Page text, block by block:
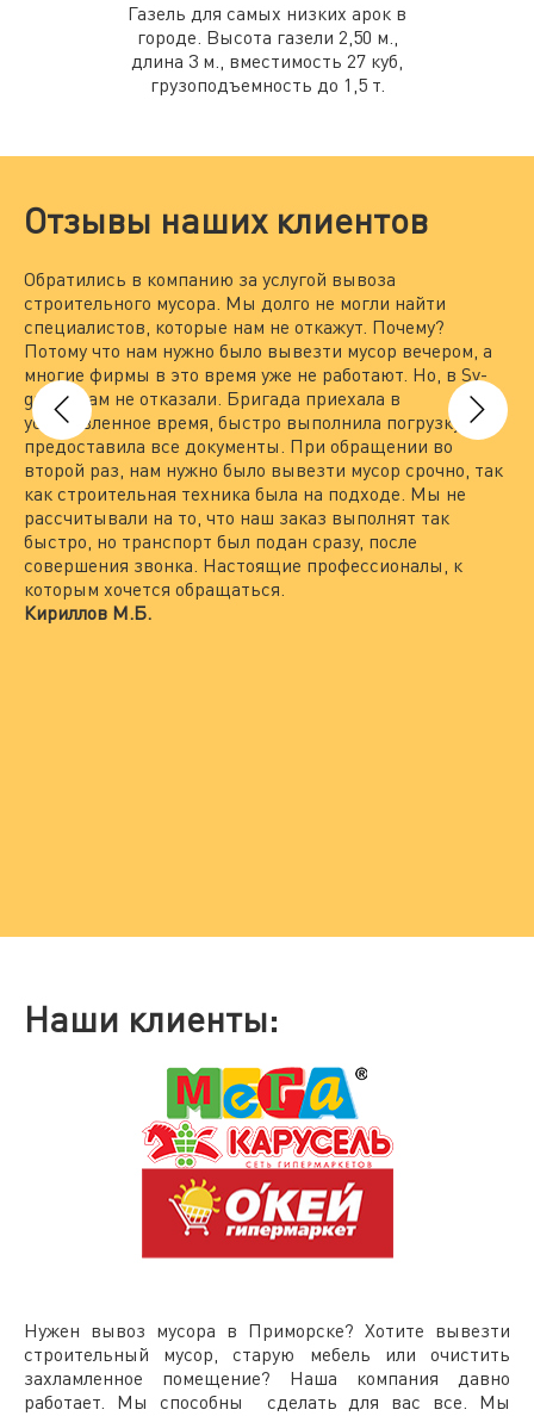
Газель для самых низких арок в
городе. Высота газели 2,50 м.,
длина 3 м., вместимость 27 куб,
грузоподъемность до 1,5 т.
Отзывы наших клиентов
Обратились в компанию за услугой вывоза
строительного мусора. Мы долго не могли найти
специалистов, которые нам не откажут. Почему?
Потому что нам нужно было вывезти мусор вечером, а
многие фирмы в это время уже не работают. Но, в Sv-
group нам не отказали. Бригада приехала в
установленное время, быстро выполнила погрузку и
предоставила все документы. При обращении во
второй раз, нам нужно было вывезти мусор срочно, так
как строительная техника была на подходе. Мы не
рассчитывали на то, что наш заказ выполнят так
быстро, но транспорт был подан сразу, после
совершения звонка. Настоящие профессионалы, к
которым хочется обращаться.
Кириллов М.Б.
Наши клиенты:
Нужен вывоз мусора в Приморске? Хотите вывезти
строительный мусор, старую мебель или очистить
захламленное помещение? Наша компания давно
работает. Мы способны сделать для вас все. Мы